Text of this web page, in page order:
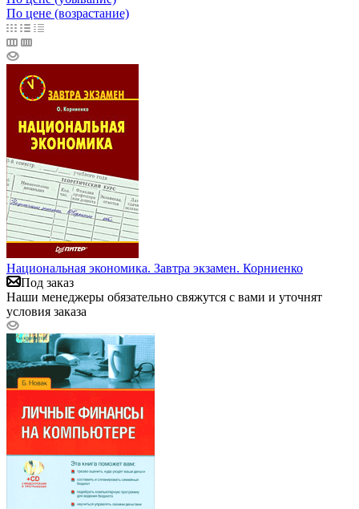
По цене (возрастание)
Национальная экономика. Завтра экзамен. Корниенко
Под заказ
Наши менеджеры обязательно свяжутся с вами и уточнят
условия заказа